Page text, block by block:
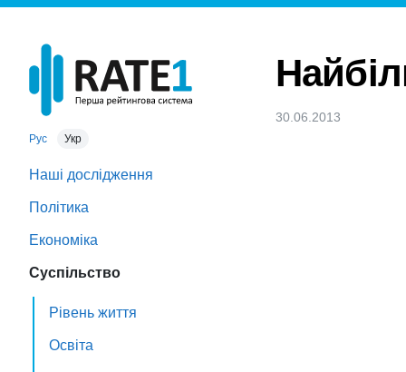
Рус Укр
Наші дослідження
Політика
Економіка
Суспільство
Рівень життя
Освіта
30.06.2013